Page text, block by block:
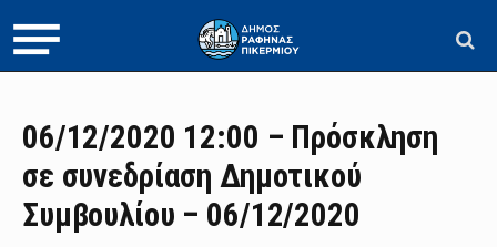
06/12/2020 12:00 – Πρόσκληση
σε συνεδρίαση Δημοτικού
Συμβουλίου – 06/12/2020